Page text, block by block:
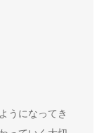
うになってき